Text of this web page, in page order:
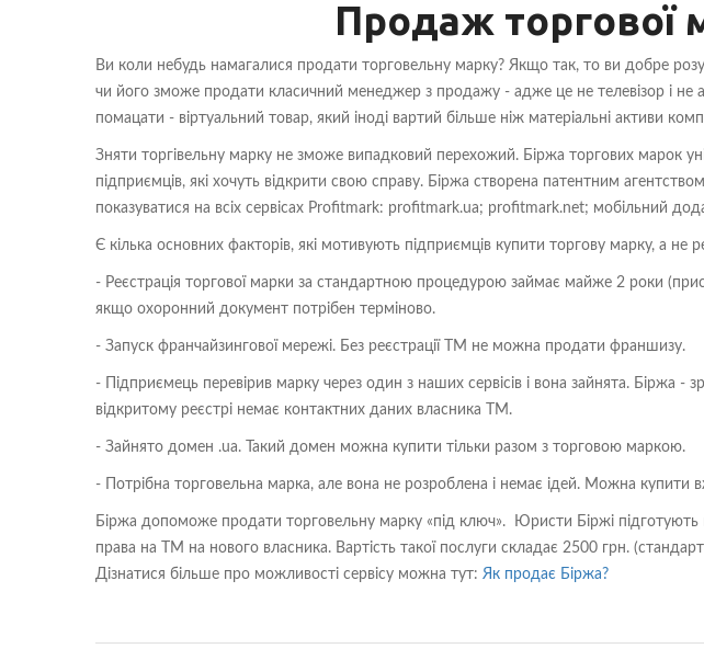
Продаж торгової
Ви коли небудь намагалися продати торговельну марку? Якщо так, то ви добре
чи його зможе продати класичний менеджер з продажу - адже це не телевізор і
помацати - віртуальний товар, який іноді вартий більше ніж матеріальні активи
Зняти торгівельну марку не зможе випадковий перехожий. Біржа торгових марок
підприємців, які хочуть відкрити свою справу. Біржа створена патентним
показуватися на всіх сервісах Profitmark: profitmark.ua; profitmark.net; мобільний
Є кілька основних факторів, які мотивують підприємців купити торгову марку, а не
- Реєстрація торгової марки за стандартною процедурою займає майже 2 роки
якщо охоронний документ потрібен терміново.
- Запуск франчайзингової мережі. Без реєстрації ТМ не можна продати франшизу.
- Підприємець перевірив марку через один з наших сервісів і вона зайнята. Біржа -
відкритому реєстрі немає контактних даних власника ТМ.
- Зайнято домен .ua. Такий домен можна купити тільки разом з торговою маркою.
- Потрібна торговельна марка, але вона не розроблена і немає ідей. Можна купити
Біржа допоможе продати торговельну марку «під ключ». Юристи Біржі підготують
права на ТМ на нового власника. Вартість такої послуги складає 2500 грн.
Дізнатися більше про можливості сервісу можна тут: Як продає Біржа?